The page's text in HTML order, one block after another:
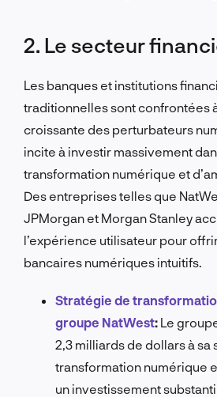
2. Le secteur
Les banques et institutions
traditionnelles sont confrontées
croissante des perturbateurs
incite à investir massivement
transformation numérique et
Des entreprises telles que
JPMorgan et Morgan Stanley
l’expérience utilisateur pour
bancaires numériques intuitifs.
Stratégie de
groupe NatWest: Le
2,3 milliards de dollars à sa
transformation numérique
un investissement